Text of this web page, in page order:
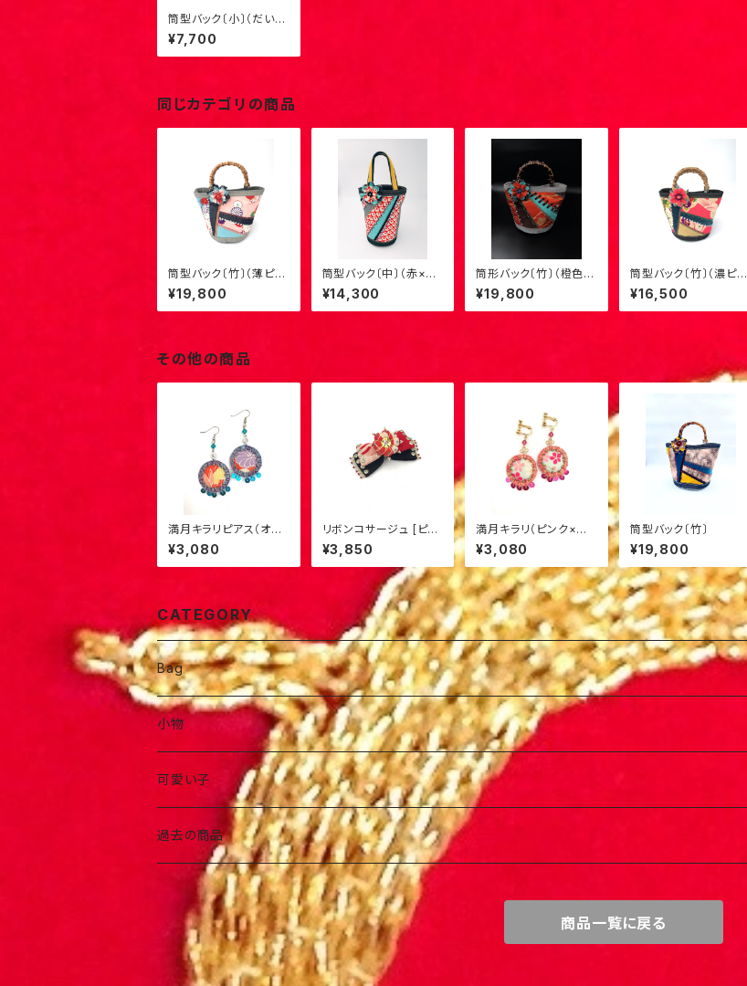
筒型バック〔小〕（だいだ
い×花）S-3
¥7,700
同じカテゴリの商品
筒型バック〔竹〕（薄ピン
ク×菊）3
¥19,800
筒型バック〔中〕（赤×水
色）M-1
¥14,300
筒形バック〔竹〕（橙色×
茶）8
¥19,800
筒型バック〔竹〕（濃ピン
ク×山吹）1
¥16,500
その他の商品
満月キラリピアス（オレ
ンジ×水色）3
¥3,080
リボンコサージュ [ピン
タイプ・小] （赤×黒）S-
3
¥3,850
満月キラリ（ピンク×赤
ピンク）2
¥3,080
筒型バック〔竹〕
¥19,800
CATEGORY
Bag
ポーチ
お洒落バック
お出かけバック
小物
アクセサリー
ヘアアイテム
可愛い子
過去の商品
商品一覧に戻る